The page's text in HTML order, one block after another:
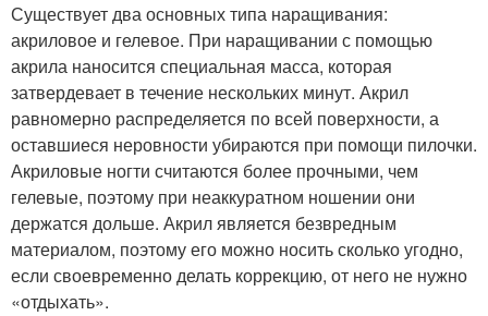
Существует два основных типа наращивания:
акриловое и гелевое. При наращивании с помощью
акрила наносится специальная масса, которая
затвердевает в течение нескольких минут. Акрил
равномерно распределяется по всей поверхности, а
оставшиеся неровности убираются при помощи пилочки.
Акриловые ногти считаются более прочными, чем
гелевые, поэтому при неаккуратном ношении они
держатся дольше. Акрил является безвредным
материалом, поэтому его можно носить сколько угодно,
если своевременно делать коррекцию, от него не нужно
«отдыхать».